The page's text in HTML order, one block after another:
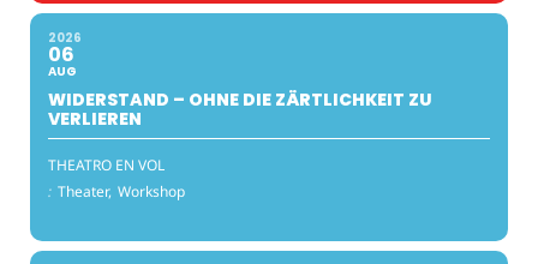
2026
06
AUG
WIDERSTAND – OHNE DIE ZÄRTLICHKEIT ZU
VERLIEREN
THEATRO EN VOL
: Theater, Workshop